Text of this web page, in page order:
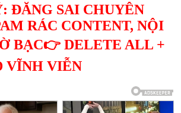
ĐĂNG SAI CHUYÊN
RÁC CONTENT, NỘI
BẠC👉 DELETE ALL +
VĨNH VIỄN